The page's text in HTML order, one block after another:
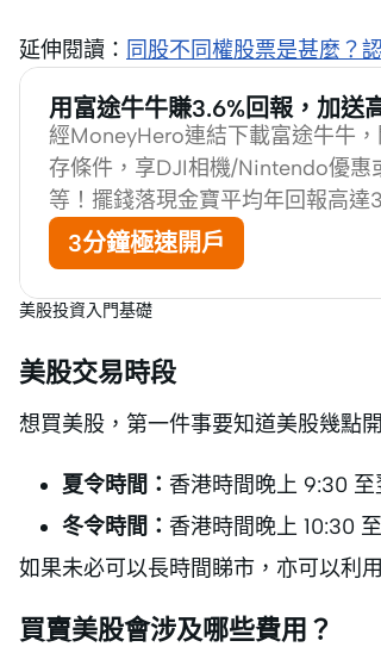
延伸閱讀： 同股不同權股票是甚麼？
用富途牛牛賺3.6%回報，加送
經MoneyHero連結下載富途牛牛
存條件，享DJI相機/Nintendo優
等！擺錢落現金寶平均年回報高達
3分鐘極速開戶
美股投資入門基礎
美股交易時段
想買美股，第一件事要知道美股幾點
夏令時間： 香港時間晚上 9:30
冬令時間： 香港時間晚上 10:30
如果未必可以長時間睇市，亦可以利
買賣美股會涉及哪些費用？